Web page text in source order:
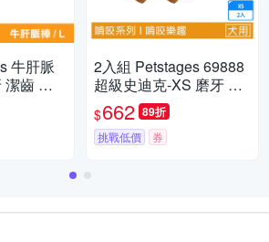
牛肝脈
潔齒 啃
玩具 安
2入組 Petstages 69888
超級史迪克-XS 磨牙 潔
齒 天然木頭香 狗狗潔牙
玩具 狗玩具 全犬適用
$662 89折
挑戰低價 券